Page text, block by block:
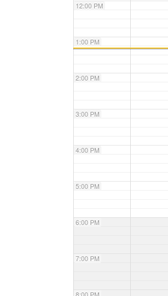
12:00 PM
1:00 PM
2:00 PM
3:00 PM
4:00 PM
5:00 PM
6:00 PM
7:00 PM